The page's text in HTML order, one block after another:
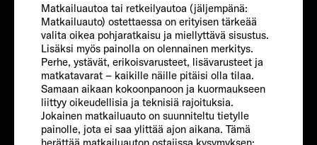
Konfiguraattori
Löydä oma Sunlightisi
Kauppiashaku
Tutustu
Matkailuautoa tai retkeilyautoa (jäljempänä:
Matkailuauto) ostettaessa on erityisen tärkeää
valita oikea pohjaratkaisu ja miellyttävä sisustus.
Lisäksi myös painolla on olennainen merkitys.
Perhe, ystävät, erikoisvarusteet, lisävarusteet ja
matkatavarat – kaikille näille pitäisi olla tilaa.
Samaan aikaan kokoonpanoon ja kuormaukseen
liittyy oikeudellisia ja teknisiä rajoituksia.
Jokainen matkailuauto on suunniteltu tietylle
painolle, jota ei saa ylittää ajon aikana. Tämä
herättää matkailuauton ostajissa kysymyksen: